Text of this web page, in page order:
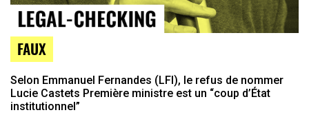
FAUX
Selon Emmanuel Fernandes (LFI), le refus de nommer
Lucie Castets Première ministre est un “coup d’État
institutionnel”